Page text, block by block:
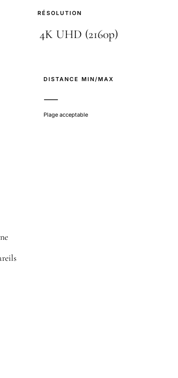
RÉSOLUTION
DISTANCE MIN/MAX
—
Plage acceptable